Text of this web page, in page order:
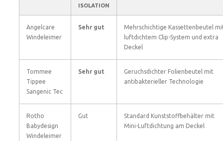
ISOLATION
Angelcare
Windeleimer
Sehr gut
Mehrschichtige Kassettenbeutel
luftdichtem Clip-System und extra
Deckel
Tommee
Tippee
Sangenic Tec
Sehr gut
Geruchsdichter Folienbeutel mit
antibakterieller Technologie
Rotho
Babydesign
Windeleimer
Gut
Standard Kunststoffbehälter mit
Mini-Luftdichtung am Deckel